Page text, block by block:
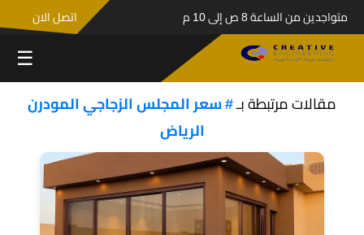
متواجدين من الساعة 8 ص إلى 10 م اتصل الان
☰
مقالات مرتبطة بـ# سعر المجلس الزجاجي المودرن
الرياض